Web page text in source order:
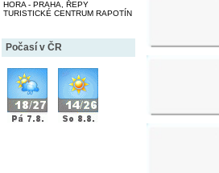
HORA - PRAHA, ŘEPY
TURISTICKÉ CENTRUM RAPOTÍN
Počasí v ČR